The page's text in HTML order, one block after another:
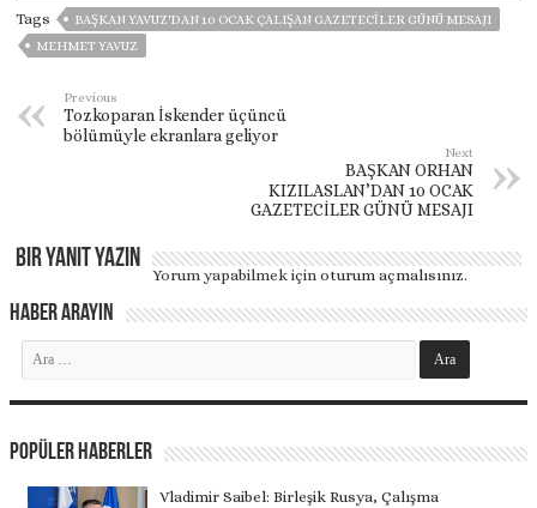
Tags
BAŞKAN YAVUZ'DAN 10 OCAK ÇALIŞAN GAZETECILER GÜNÜ MESAJI
MEHMET YAVUZ
Previous
Tozkoparan İskender üçüncü
bölümüyle ekranlara geliyor
Next
BAŞKAN ORHAN
KIZILASLAN’DAN 10 OCAK
GAZETECİLER GÜNÜ MESAJI
Bir yanıt yazın
Yorum yapabilmek içinoturum açmalısınız.
Haber Arayın
Popüler Haberler
Vladimir Saibel: Birleşik Rusya, Çalışma